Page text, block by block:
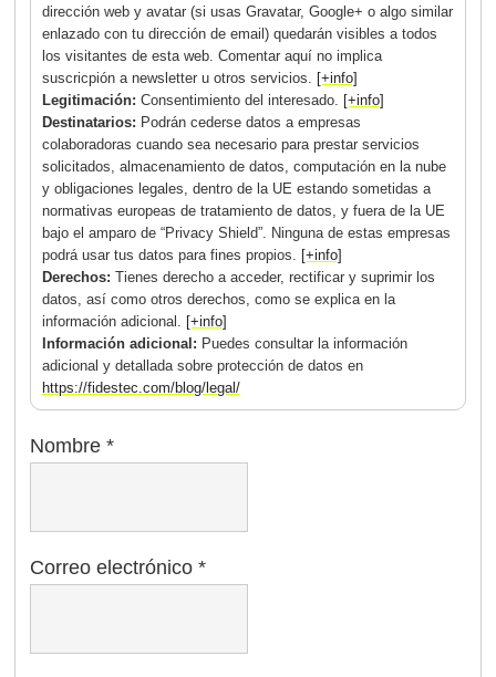
dirección web y avatar (si usas Gravatar, Google+ o algo similar
enlazado con tu dirección de email) quedarán visibles a todos
los visitantes de esta web. Comentar aquí no implica
suscricpión a newsletter u otros servicios. [+info]
Legitimación:Consentimiento del interesado. [+info]
Destinatarios: Podrán cederse datos a empresas
colaboradoras cuando sea necesario para prestar servicios
solicitados, almacenamiento de datos, computación en la nube
y obligaciones legales, dentro de la UE estando sometidas a
normativas europeas de tratamiento de datos, y fuera de la UE
bajo el amparo de “Privacy Shield”. Ninguna de estas empresas
podrá usar tus datos para fines propios. [+info]
Derechos:Tienes derecho a acceder, rectificar y suprimir los
datos, así como otros derechos, como se explica en la
información adicional. [+info]
Información adicional: Puedes consultar la información
adicional y detallada sobre protección de datos en
https://fidestec.com/blog/legal/
Nombre*
Correo electrónico*